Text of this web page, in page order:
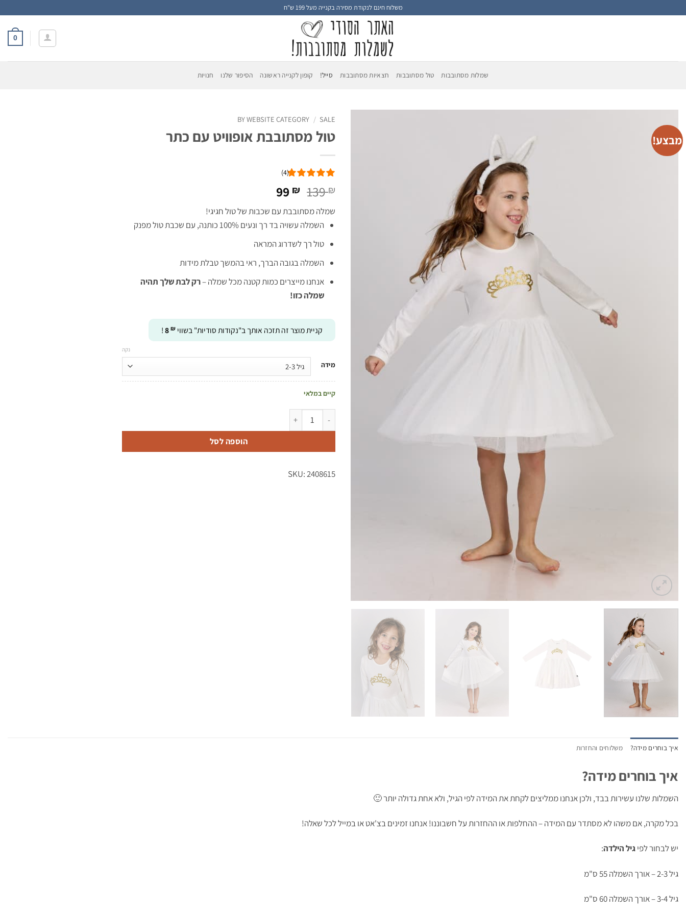
משלוח חינם לנקודת מסירה בקנייה מעל 199 ש"ח
0
שמלות מסתובבות טול מסתובבות חצאיות מסתובבות סייל! קופון לקנייה ראשונה הסיפור שלנו חנויות
מבצע!
BY WEBSITE CATEGORY / SALE
טול מסתובבת אופוויט עם כתר
(4)
139₪ המחיר
היה:
139 ₪.
99 ₪ המחיר
הוא:
99 ₪.
שמלה מסתובבת עם שכבות של טול חגיגי!
השמלה עשויה בד רך ונעים 100% כותנה, עם שכבת טול מפנק
טול רך לשדרוג המראה
השמלה בגובה הברך, ראי בהמשך טבלת מידות
אנחנו מייצרים כמות קטנה מכל שמלה –רק לבת שלך תהיה
שמלה כזו!
קניית מוצר זה תזכה אותך ב"נקודות סודיות" בשווי 8 ₪
!
מידה
נקה
קיים במלאי
כמות של טול מסתובבת אופוויט עם כתר
הוספה לסל
SKU: 2408615
איך בוחרים מידה? משלוחים והחזרות
איך בוחרים מידה?
השמלות שלנו עשירות בבד, ולכן אנחנו ממליצים לקחת את המידה לפי הגיל, ולא אחת גדולה יותר 🙂
בכל מקרה, אם משהו לא מסתדר עם המידה – ההחלפות או ההחזרות על חשבוננו! אנחנו זמינים בצ'אט או במייל לכל שאלה!
יש לבחור לפיגיל הילדה:
גיל 2-3 – אורך השמלה 55 ס"מ
גיל 3-4 – אורך השמלה 60 ס"מ